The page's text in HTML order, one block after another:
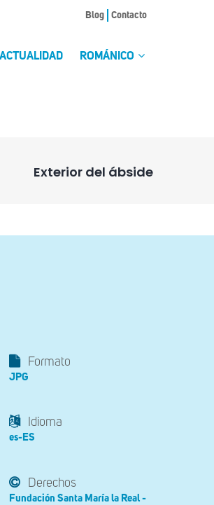
Blog Contacto
ACTUALIDAD ROMÁNICO
Exterior del ábside
Formato
JPG
Idioma
es-ES
Derechos
Fundación Santa María la Real -